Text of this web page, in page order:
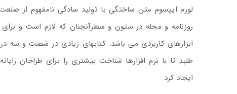
لورم ایپسوم متن ساختگی با تولید سادگی نامفهوم از
روزنامه و مجله در ستون و سطرآنچنان که لازم است و برای
ابزارهای کاربردی می باشد. کتابهای زیادی در شصت و
طلبد تا با نرم افزارها شناخت بیشتری را برای طراحان
ایجاد کرد